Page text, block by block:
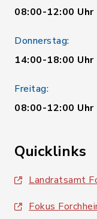
08:00-12:00 Uhr
Donnerstag:
14:00-18:00 Uhr
Freitag:
08:00-12:00 Uhr
Quicklinks
Landratsamt
Fokus